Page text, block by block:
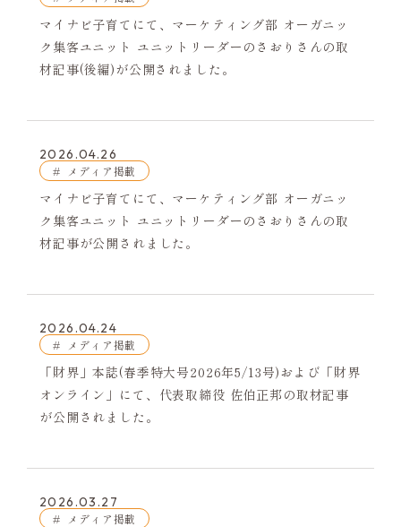
マイナビ子育てにて、マーケティング部 オーガニッ
ク集客ユニット ユニットリーダーのさおりさんの取
材記事(後編)が公開されました。
2026.04.26
メディア掲載
マイナビ子育てにて、マーケティング部 オーガニッ
ク集客ユニット ユニットリーダーのさおりさんの取
材記事が公開されました。
2026.04.24
メディア掲載
「財界」本誌(春季特大号2026年5/13号)および「財界
オンライン」にて、代表取締役 佐伯正邦の取材記事
が公開されました。
2026.03.27
メディア掲載